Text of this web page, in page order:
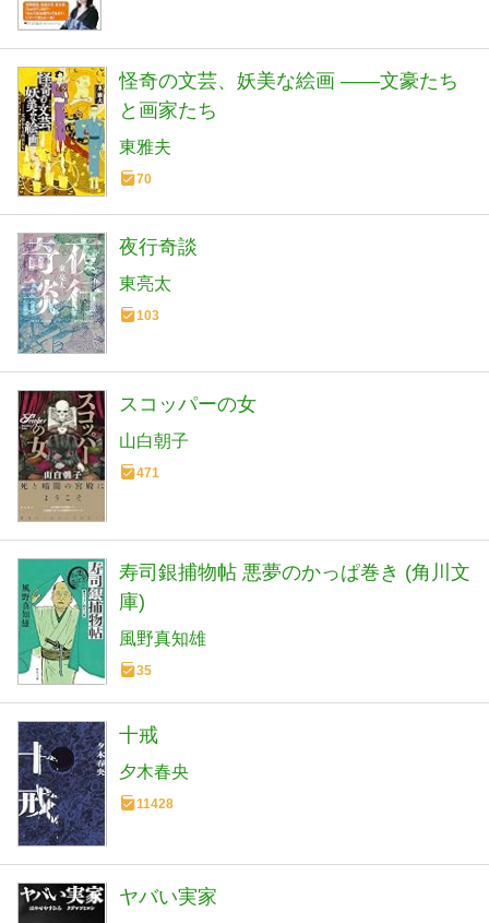
怪奇の文芸、妖美な絵画 ――文豪たち
と画家たち
東雅夫
70
夜行奇談
東亮太
103
スコッパーの女
山白朝子
471
寿司銀捕物帖 悪夢のかっぱ巻き (角川文
庫)
風野真知雄
35
十戒
夕木春央
11428
ヤバい実家